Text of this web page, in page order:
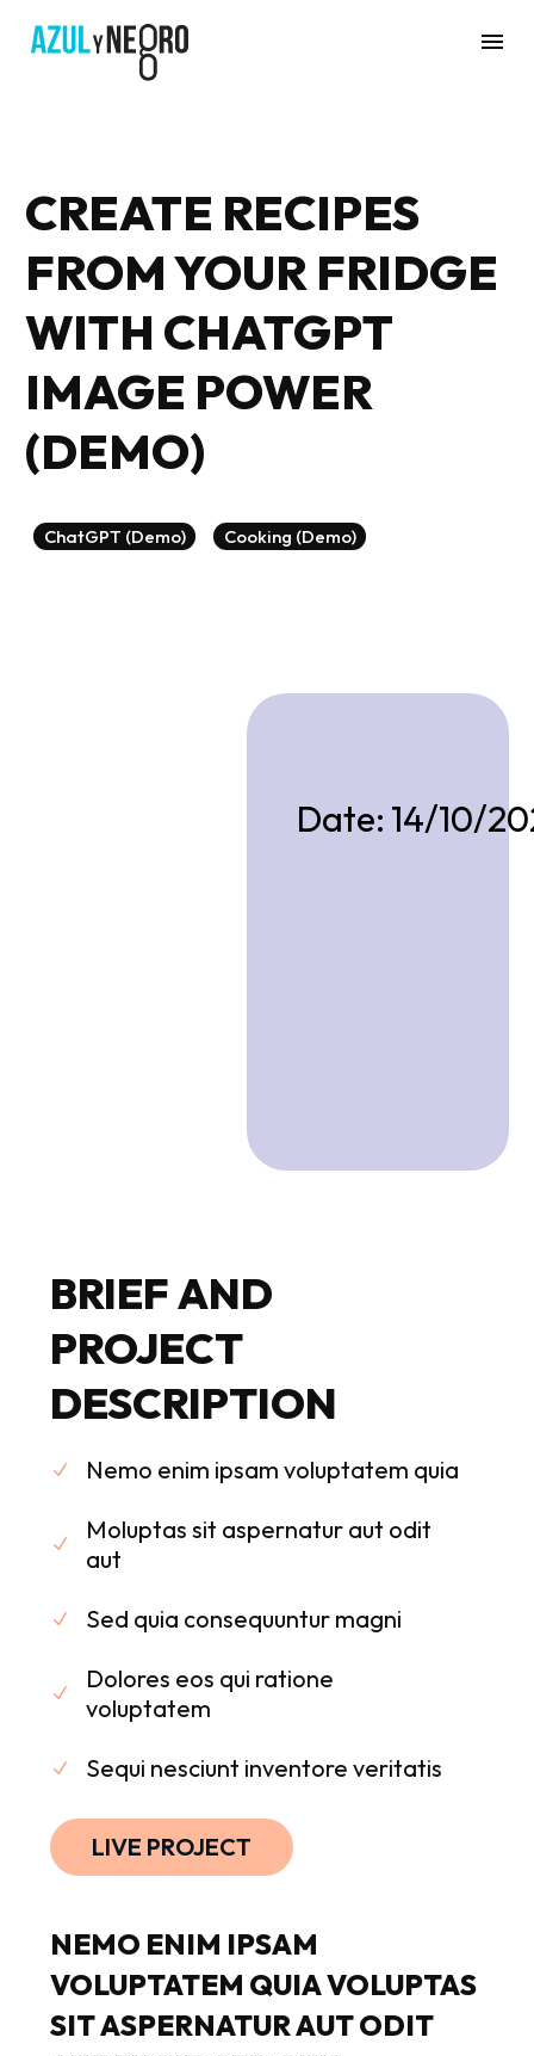
CREATE RECIPES
FROM YOUR FRIDGE
WITH CHATGPT
IMAGE POWER
(DEMO)
ChatGPT (Demo) Cooking (Demo)
Date: 14/10/
BRIEFAND
PROJECT
DESCRIPTION
Nemo enim ipsam voluptatem quia
Moluptas sit aspernatur aut odit
aut
Sed quia consequuntur magni
Dolores eos qui ratione
voluptatem
Sequi nesciunt inventore veritatis
LIVE PROJECT
NEMO ENIM IPSAM
VOLUPTATEM QUIAVOLUPTAS
SITASPERNATURAUTODIT